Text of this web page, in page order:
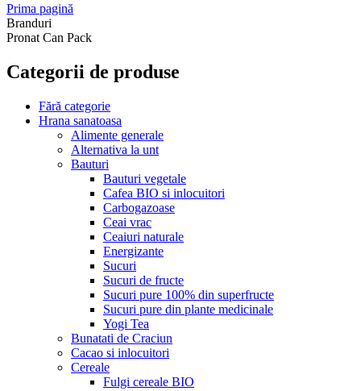
Prima pagină
Branduri
Pronat Can Pack
Categorii de produse
Fără categorie
Hrana sanatoasa
Alimente generale
Alternativa la unt
Bauturi
Bauturi vegetale
Cafea BIO si inlocuitori
Carbogazoase
Ceai vrac
Ceaiuri naturale
Energizante
Sucuri
Sucuri de fructe
Sucuri pure 100% din superfructe
Sucuri pure din plante medicinale
Yogi Tea
Bunatati de Craciun
Cacao si inlocuitori
Cereale
Fulgi cereale BIO